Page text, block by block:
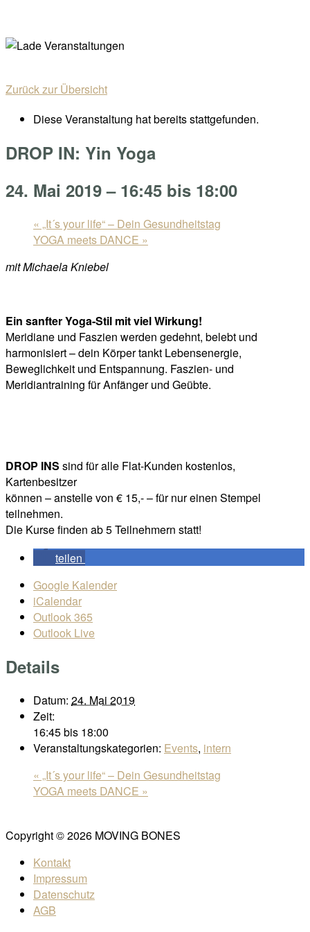
content
Menu
Zurück zur Übersicht
Diese Veranstaltung hat bereits stattgefunden.
DROP IN: Yin Yoga
24. Mai 2019 – 16:45 bis 18:00
« „It´s your life“ – Dein Gesundheitstag
YOGA meets DANCE »
mit Michaela Kniebel
Ein sanfter Yoga-Stil mit viel Wirkung!
Meridiane und Faszien werden gedehnt, belebt und
harmonisiert – dein Körper tankt Lebensenergie,
Beweglichkeit und Entspannung. Faszien- und
Meridiantraining für Anfänger und Geübte.
DROP INS sind für alle Flat-Kunden kostenlos,
Kartenbesitzer
können – anstelle von € 15,- – für nur einen Stempel
teilnehmen.
Die Kurse finden ab 5 Teilnehmern statt!
teilen
Google Kalender
iCalendar
Outlook 365
Outlook Live
Details
Datum: 24. Mai 2019
Zeit:
16:45 bis 18:00
Veranstaltungskategorien: Events, intern
« „It´s your life“ – Dein Gesundheitstag
YOGA meets DANCE »
Copyright © 2026 MOVING BONES
Kontakt
Impressum
Datenschutz
AGB